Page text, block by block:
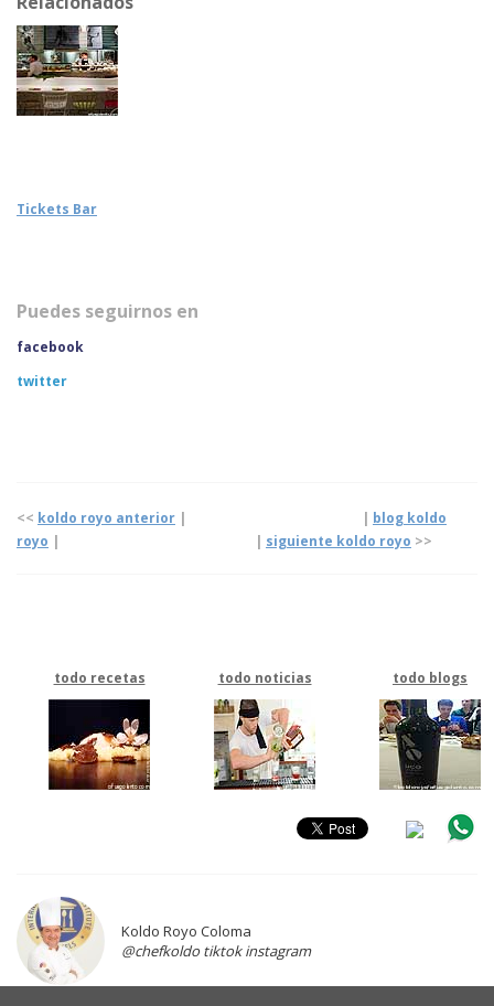
Tickets Bar
Puedes seguirnos en
facebook
twitter
<< koldo royo anterior | | blog koldo
royo | | siguiente koldo royo >>
todo recetas todo noticias todo blogs
Koldo Royo Coloma
@chefkoldo tiktok instagram